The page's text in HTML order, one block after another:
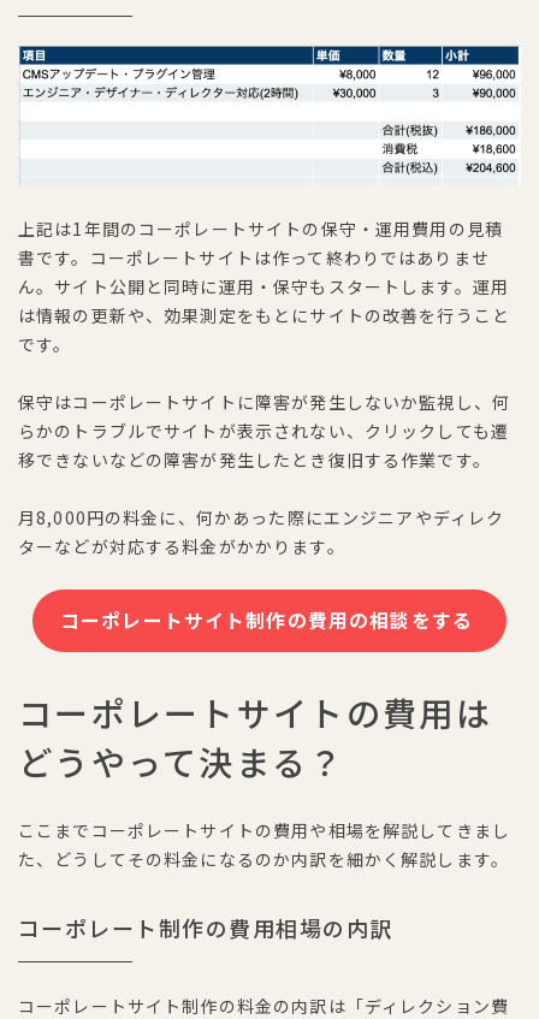
上記は1年間のコーポレートサイトの保守・運用費用の見積
書です。コーポレートサイトは作って終わりではありませ
ん。サイト公開と同時に運用・保守もスタートします。運用
は情報の更新や、効果測定をもとにサイトの改善を行うこと
です。
保守はコーポレートサイトに障害が発生しないか監視し、何
らかのトラブルでサイトが表示されない、クリックしても遷
移できないなどの障害が発生したとき復旧する作業です。
月8,000円の料金に、何かあった際にエンジニアやディレク
ターなどが対応する料金がかかります。
コーポレートサイト制作の費用の相談をする
コーポレートサイトの費用は
どうやって決まる？
ここまでコーポレートサイトの費用や相場を解説してきまし
た、どうしてその料金になるのか内訳を細かく解説します。
コーポレート制作の費用相場の内訳
コーポレートサイト制作の料金の内訳は「ディレクション費